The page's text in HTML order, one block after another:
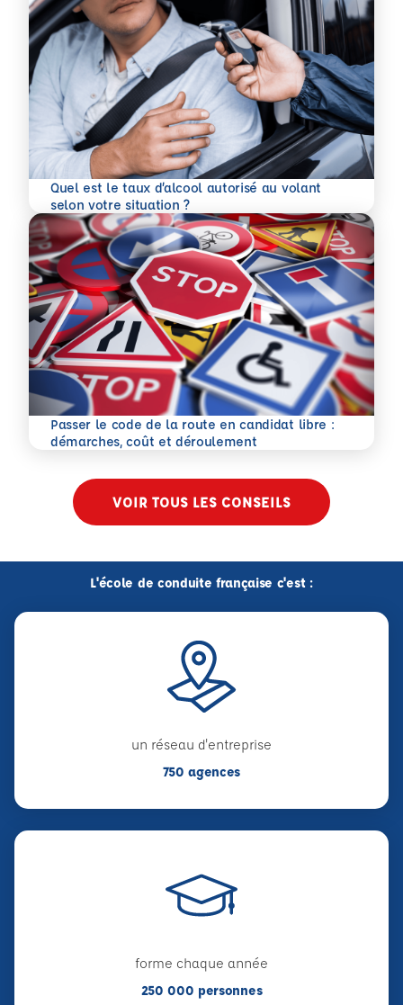
Quel est le taux d’alcool autorisé au volant
selon votre situation ?
En savoir plus
Passer le code de la route en candidat libre :
démarches, coût et déroulement
En savoir plus
VOIR TOUS LES CONSEILS
L'école de conduite française c'est :
un réseau d'entreprise
750 agences
forme chaque année
250 000 personnes